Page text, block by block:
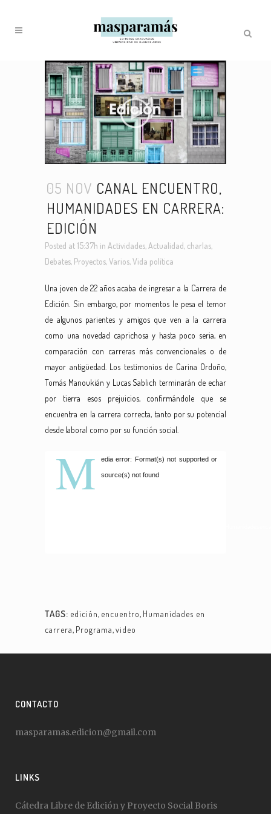
05 NOV CANAL ENCUENTRO,
HUMANIDADES EN CARRERA:
EDICIÓN
Posted at 15:37h in Actividades,Actualidad, charlas,
Debates, Proyectos,Varios,Vida política
Una joven de 22 años acaba de ingresar a la Carrera de
Edición. Sin embargo, por momentos le pesa el temor
de algunos parientes y amigos que ven a la carrera
como una novedad caprichosa y hasta poco seria, en
comparación con carreras más convencionales o de
mayor antigüedad. Los testimonios de Carina Ordoño,
Tomás Manoukián y Lucas Sablich terminarán de echar
por tierra esos prejuicios, confirmándole que se
encuentra en la carrera correcta, tanto por su potencial
desde laboral como por su función social.
Reproductor
vídeoM edia error: Format(s) not supported or
source(s) not found
TAGS: edición, encuentro, Humanidades en
carrera, Programa,video
CONTACTO
masparamas.edicion@gmail.com
LINKS
Cátedra Libre de Edición y Proyecto Social Boris